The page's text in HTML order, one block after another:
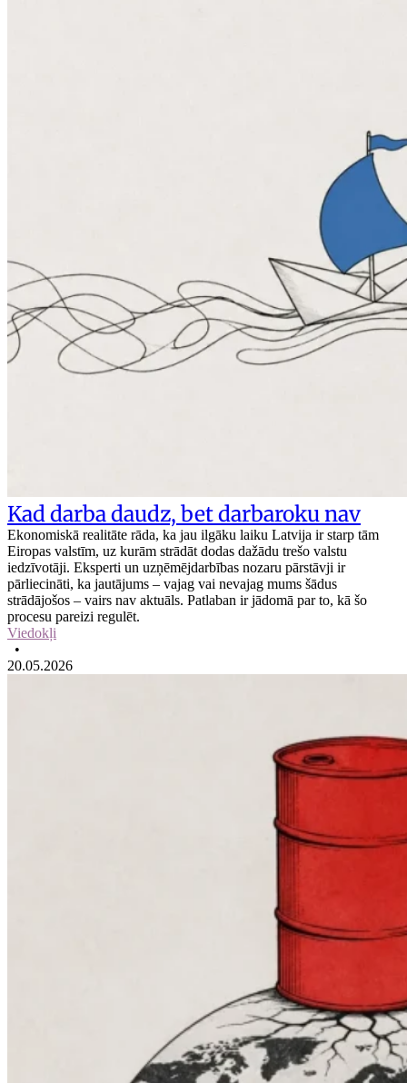
Kad darba daudz, bet darbaroku nav
Ekonomiskā realitāte rāda, ka jau ilgāku laiku Latvija ir starp tām
Eiropas valstīm, uz kurām strādāt dodas dažādu trešo valstu
iedzīvotāji. Eksperti un uzņēmējdarbības nozaru pārstāvji ir
pārliecināti, ka jautājums – vajag vai nevajag mums šādus
strādājošos – vairs nav aktuāls. Patlaban ir jādomā par to, kā šo
procesu pareizi regulēt.
Viedokļi
•
20.05.2026